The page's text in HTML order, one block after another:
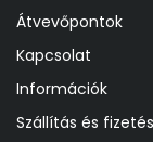
Átvevőpontok
Kapcsolat
Információk
Szállítás és fizetés